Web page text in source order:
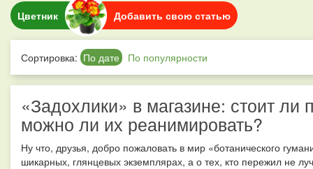
Цветник Добавить свою статью
Сортировка: По дате По популярности
«Задохлики» в магазине: стоит ли
можно ли их реанимировать?
Ну что, друзья, добро пожаловать в мир «ботанического
шикарных, глянцевых экземплярах, а о тех, кто пережил не